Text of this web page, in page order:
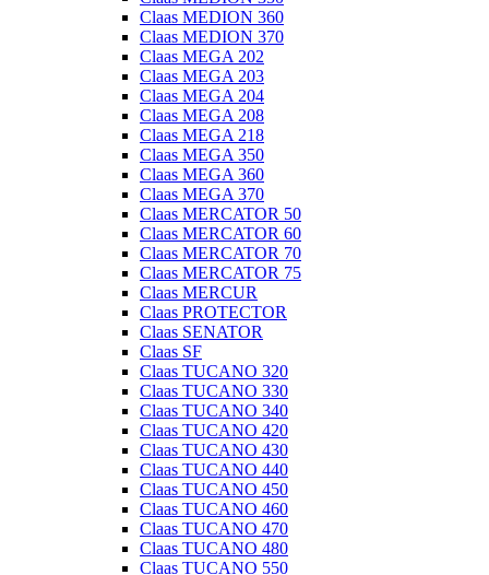
Claas MEDION 360
Claas MEDION 370
Claas MEGA 202
Claas MEGA 203
Claas MEGA 204
Claas MEGA 208
Claas MEGA 218
Claas MEGA 350
Claas MEGA 360
Claas MEGA 370
Claas MERCATOR 50
Claas MERCATOR 60
Claas MERCATOR 70
Claas MERCATOR 75
Claas MERCUR
Claas PROTECTOR
Claas SENATOR
Claas SF
Claas TUCANO 320
Claas TUCANO 330
Claas TUCANO 340
Claas TUCANO 420
Claas TUCANO 430
Claas TUCANO 440
Claas TUCANO 450
Claas TUCANO 460
Claas TUCANO 470
Claas TUCANO 480
Claas TUCANO 550